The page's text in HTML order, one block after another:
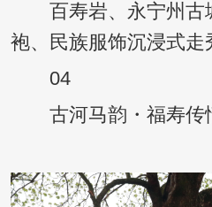
百寿岩、永宁州古
袍、民族服饰沉浸式走
04
古河马韵・福寿传